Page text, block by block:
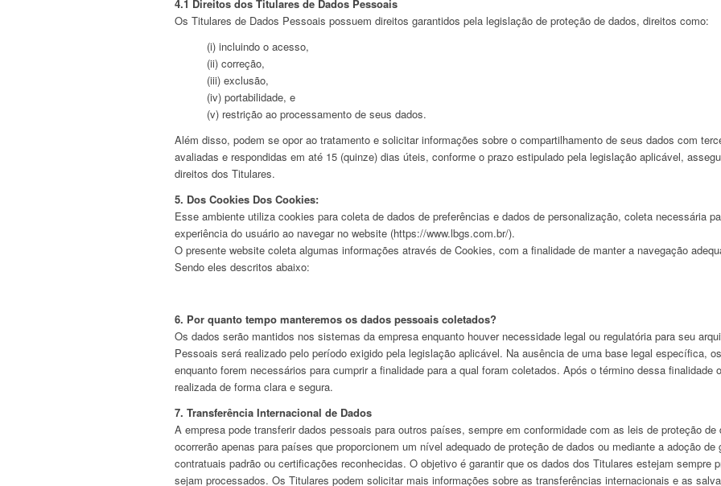
4.1 Direitos dos Titulares de Dados Pessoais
Os Titulares de Dados Pessoais possuem direitos garantidos pela legislação de proteção de dados, direitos como:
(i) incluindo o acesso,
(ii) correção,
(iii) exclusão,
(iv) portabilidade, e
(v) restrição ao processamento de seus dados.
Além disso, podem se opor ao tratamento e solicitar informações sobre o compartilhamento de seus dados com
avaliadas e respondidas em até 15 (quinze) dias úteis, conforme o prazo estipulado pela legislação aplicável,
direitos dos Titulares.
5. Dos Cookies Dos Cookies:
Esse ambiente utiliza cookies para coleta de dados de preferências e dados de personalização, coleta necessária
experiência do usuário ao navegar no website (https://www.lbgs.com.br/).
O presente website coleta algumas informações através de Cookies, com a finalidade de manter a navegação
Sendo eles descritos abaixo:
6. Por quanto tempo manteremos os dados pessoais coletados?
Os dados serão mantidos nos sistemas da empresa enquanto houver necessidade legal ou regulatória para seu
Pessoais será realizado pelo período exigido pela legislação aplicável. Na ausência de uma base legal específica,
enquanto forem necessários para cumprir a finalidade para a qual foram coletados. Após o término dessa
realizada de forma clara e segura.
7. Transferência Internacional de Dados
A empresa pode transferir dados pessoais para outros países, sempre em conformidade com as leis de proteção
ocorrerão apenas para países que proporcionem um nível adequado de proteção de dados ou mediante a adoção
contratuais padrão ou certificações reconhecidas. O objetivo é garantir que os dados dos Titulares estejam sempre
sejam processados. Os Titulares podem solicitar mais informações sobre as transferências internacionais e as